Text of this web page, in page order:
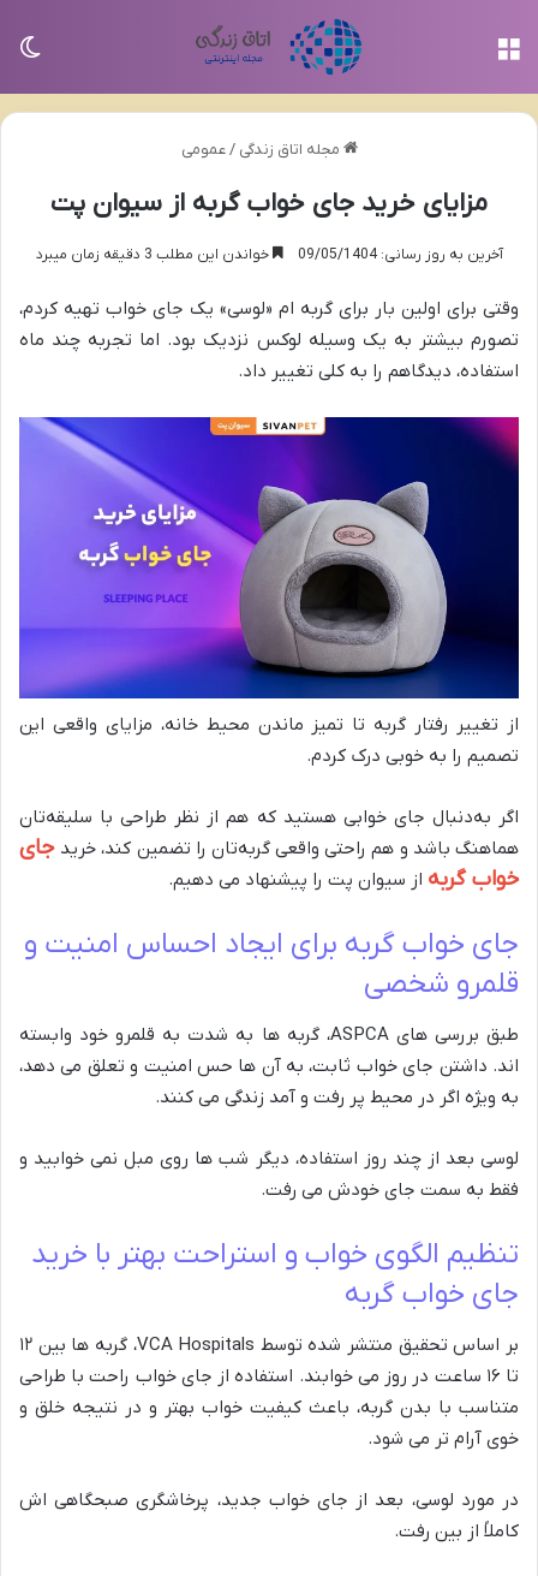
مجله اتاق زندگی / عمومی
مزایای خرید جای خواب گربه از سیوان پت
آخرین به روز رسانی: 09/05/1404 خواندن این مطلب 3 دقیقه زمان میبرد
وقتی برای اولین بار برای گربه ام «لوسی» یک جای خواب تهیه کردم،
تصورم بیشتر به یک وسیله لوکس نزدیک بود. اما تجربه چند ماه
استفاده، دیدگاهم را به کلی تغییر داد.
از تغییر رفتار گربه تا تمیز ماندن محیط خانه، مزایای واقعی این
تصمیم را به خوبی درک کردم.
اگر به‌دنبال جای خوابی هستید که هم از نظر طراحی با سلیقه‌تان
هماهنگ باشد و هم راحتی واقعی گربه‌تان را تضمین کند، خرید جای
خواب گربه از سیوان پت را پیشنهاد می دهیم.
جای خواب گربه برای ایجاد احساس امنیت و
قلمرو شخصی
طبق بررسی های ASPCA، گربه ها به شدت به قلمرو خود وابسته
اند. داشتن جای خواب ثابت، به آن ها حس امنیت و تعلق می دهد،
به ویژه اگر در محیط پر رفت و آمد زندگی می کنند.
لوسی بعد از چند روز استفاده، دیگر شب ها روی مبل نمی خوابید و
فقط به سمت جای خودش می رفت.
تنظیم الگوی خواب و استراحت بهتر با خرید
جای خواب گربه
بر اساس تحقیق منتشر شده توسط VCA Hospitals، گربه ها بین ۱۲
تا ۱۶ ساعت در روز می خوابند. استفاده از جای خواب راحت با طراحی
متناسب با بدن گربه، باعث کیفیت خواب بهتر و در نتیجه خلق و
خوی آرام تر می شود.
در مورد لوسی، بعد از جای خواب جدید، پرخاشگری صبحگاهی اش
کاملاً از بین رفت.